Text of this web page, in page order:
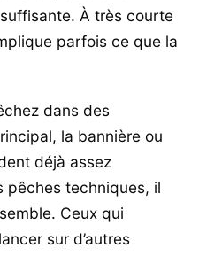
À très courte
parfois ce que la
dans des
la bannière ou
déjà assez
pêches techniques, il
Ceux qui
sur d’autres